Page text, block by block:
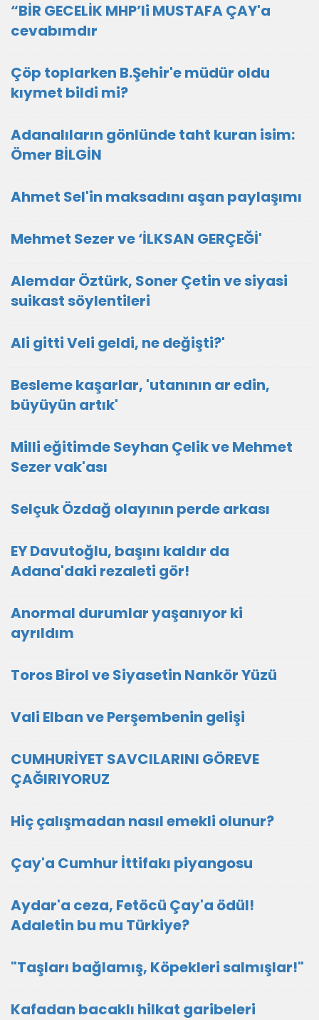
“BİR GECELİK MHP’li MUSTAFA ÇAY'a
cevabımdır
Çöp toplarken B.Şehir'e müdür oldu
kıymet bildi mi?
Adanalıların gönlünde taht kuran isim:
Ömer BİLGİN
Ahmet Sel'in maksadını aşan paylaşımı
Mehmet Sezer ve ‘İLKSAN GERÇEĞİ'
Alemdar Öztürk, Soner Çetin ve siyasi
suikast söylentileri
Ali gitti Veli geldi, ne değişti?'
Besleme kaşarlar, 'utanının ar edin,
büyüyün artık'
Milli eğitimde Seyhan Çelik ve Mehmet
Sezer vak'ası
Selçuk Özdağ olayının perde arkası
EY Davutoğlu, başını kaldır da
Adana'daki rezaleti gör!
Anormal durumlar yaşanıyor ki
ayrıldım
Toros Birol ve Siyasetin Nankör Yüzü
Vali Elban ve Perşembenin gelişi
CUMHURİYET SAVCILARINI GÖREVE
ÇAĞIRIYORUZ
Hiç çalışmadan nasıl emekli olunur?
Çay'a Cumhur İttifakı piyangosu
Aydar'a ceza, Fetöcü Çay'a ödül!
Adaletin bu mu Türkiye?
"Taşları bağlamış, Köpekleri salmışlar!"
Kafadan bacaklı hilkat garibeleri